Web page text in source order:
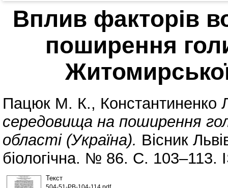
Вплив факторів
поширення
Пацюк М. К., Константиненко
середовища на поширення
області (Україна). Вісник
біологічна. № 86. С. 103–113.
Текст